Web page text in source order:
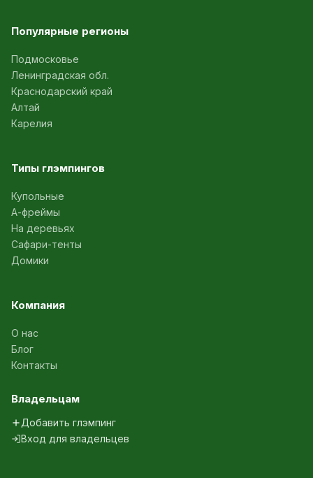
Популярные регионы
Подмосковье
Ленинградская обл.
Краснодарский край
Алтай
Карелия
Типы глэмпингов
Купольные
А-фреймы
На деревьях
Сафари-тенты
Домики
Компания
О нас
Блог
Контакты
Владельцам
Добавить глэмпинг
Вход для владельцев